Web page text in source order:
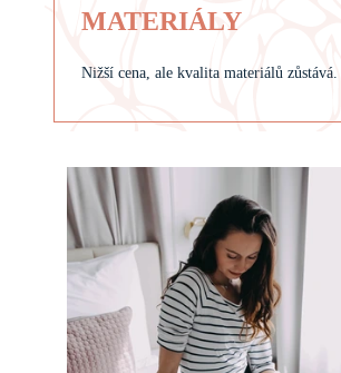
MATERIÁLY
Nižší cena, ale kvalita materiálů zůstává.